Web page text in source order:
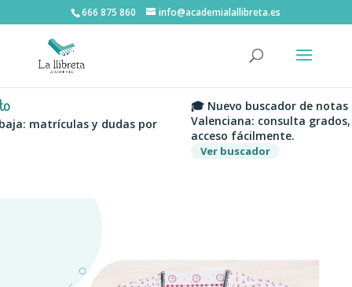
666 875 860 info@academialallibreta.es
y dudas por
🎓 Nuevo buscador de notas de
Valenciana: consulta grados,
acceso fácilmente.
Ver buscador